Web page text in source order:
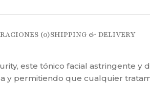
(0)SHIPPING & DELIVERY
este tónico facial astringente
y permitiendo que cualquier